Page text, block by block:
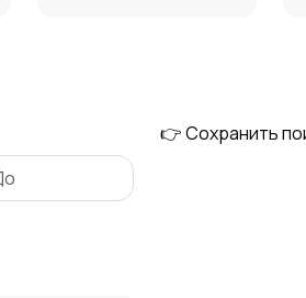
Кухонные комбайны,
👉 Сохранить